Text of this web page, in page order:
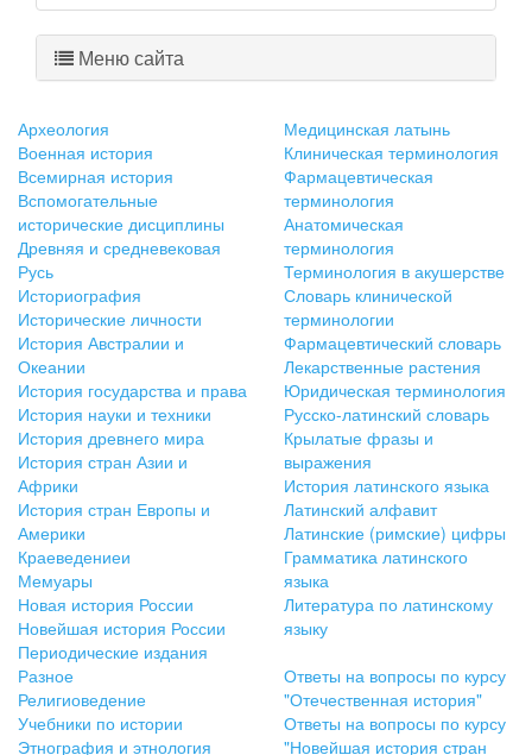
Меню сайта
Археология
Военная история
Всемирная история
Вспомогательные
исторические дисциплины
Древняя и средневековая
Русь
Историография
Исторические личности
История Австралии и
Океании
История государства и права
История науки и техники
История древнего мира
История стран Азии и
Африки
История стран Европы и
Америки
Краеведениеи
Мемуары
Новая история России
Новейшая история России
Периодические издания
Разное
Религиоведение
Учебники по истории
Этнография и этнология
Медицинская латынь
Клиническая терминология
Фармацевтическая
терминология
Анатомическая
терминология
Терминология в акушерстве
Словарь клинической
терминологии
Фармацевтический словарь
Лекарственные растения
Юридическая терминология
Русско-латинский словарь
Крылатые фразы и
выражения
История латинского языка
Латинский алфавит
Латинские (римские) цифры
Грамматика латинского
языка
Литература по латинскому
языку
Ответы на вопросы по курсу
"Отечественная история"
Ответы на вопросы по курсу
"Новейшая история стран